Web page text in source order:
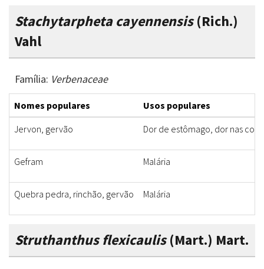
Stachytarpheta cayennensis(Rich.)
Vahl
Família: Verbenaceae
Nomes populares
Usos populares
Jervon, gervão
Dor de estômago, dor nas
Gefram Malária
Quebra pedra, rinchão, gervão Malária
Struthanthus flexicaulis(Mart.) Mart.